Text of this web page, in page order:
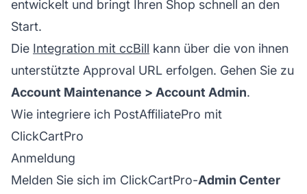
entwickelt und bringt Ihren Shop schnell an den
Start.
Die Integration mit ccBill kann über die von ihnen
unterstützte Approval URL erfolgen. Gehen Sie zu
Account Maintenance > Account Admin.
Wie integriere ich PostAffiliatePro mit
ClickCartPro
Anmeldung
Melden Sie sich im ClickCartPro-Admin Center